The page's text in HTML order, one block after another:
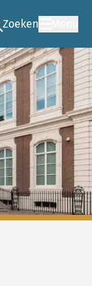
Zoeken
naar de zoek